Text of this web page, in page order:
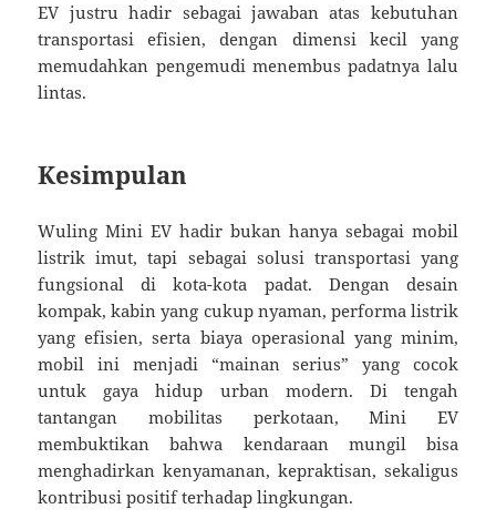
EV justru hadir sebagai jawaban atas kebutuhan
transportasi efisien, dengan dimensi kecil yang
memudahkan pengemudi menembus padatnya lalu
lintas.
Kesimpulan
Wuling Mini EV hadir bukan hanya sebagai mobil
listrik imut, tapi sebagai solusi transportasi yang
fungsional di kota-kota padat. Dengan desain
kompak, kabin yang cukup nyaman, performa listrik
yang efisien, serta biaya operasional yang minim,
mobil ini menjadi “mainan serius” yang cocok
untuk gaya hidup urban modern. Di tengah
tantangan mobilitas perkotaan, Mini EV
membuktikan bahwa kendaraan mungil bisa
menghadirkan kenyamanan, kepraktisan, sekaligus
kontribusi positif terhadap lingkungan.